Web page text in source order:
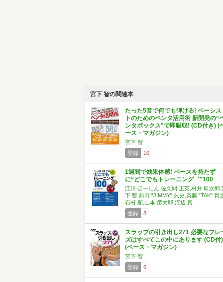
宮下 智の関連本
たった5音で何でも弾ける! ベーシス
トのためのペンタ活用術 新開発の“
ンタボックス"で即吸収! (CD付き) (
ース・マガジン)
宮下 智
登録
10
1週間で効果体感! ベースを持たず
に“どこでもトレーニング゛"100
江川 ほーじん,佐久間 正英,村井 研次郎,
下 智,前田 “JIMMY" 久史,斉藤 “TAK" 貴
石村 順,山本 彦太郎,河辺 真
登録
8
スラップの引き出し271 必要なフレ
ズはすべてこの中にあります (CD付)
(ベース・マガジン)
宮下 智
登録
6